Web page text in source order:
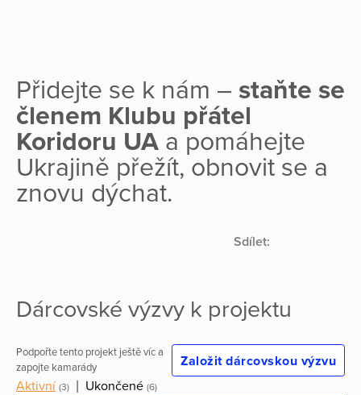
Přidejte se k nám – staňte se
členem Klubu přátel
Koridoru UA a pomáhejte
Ukrajině přežít, obnovit se a
znovu dýchat.
Sdílet:
Dárcovské výzvy k projektu
Podpořte tento projekt ještě víc a
zapojte kamarády
Založit dárcovskou výzvu
Aktivní (3) | Ukončené (6)